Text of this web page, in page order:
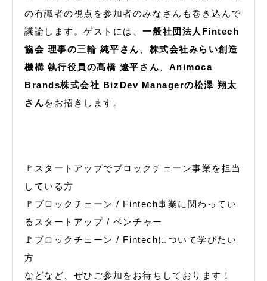
の有識者の視点を参加者のみなさんも巻き込んで
議論します。ゲストには、一般社団法人Fintech
協会 理事の三輪 純平さん
株式会社みらい創造
機構 執行役員の髙橋 遼平さん
Animoca
Brands株式会社 BizDev Managerの松澤 翔太
さんをお招きします。
🚩スタートアップでブロックチェーン事業を担当
している方
🚩ブロックチェーン / Fintech事業に関わってい
るスタートアップ / ベンチャー
🚩ブロックチェーン / Fintechについて学びたい
方
などなど、ぜひご参加をお待ちしております！